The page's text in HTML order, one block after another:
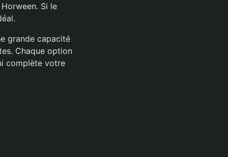
Si le
grande capacité
Chaque option
complète votre